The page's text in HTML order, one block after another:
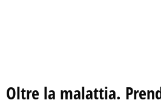
Oltre la malattia.